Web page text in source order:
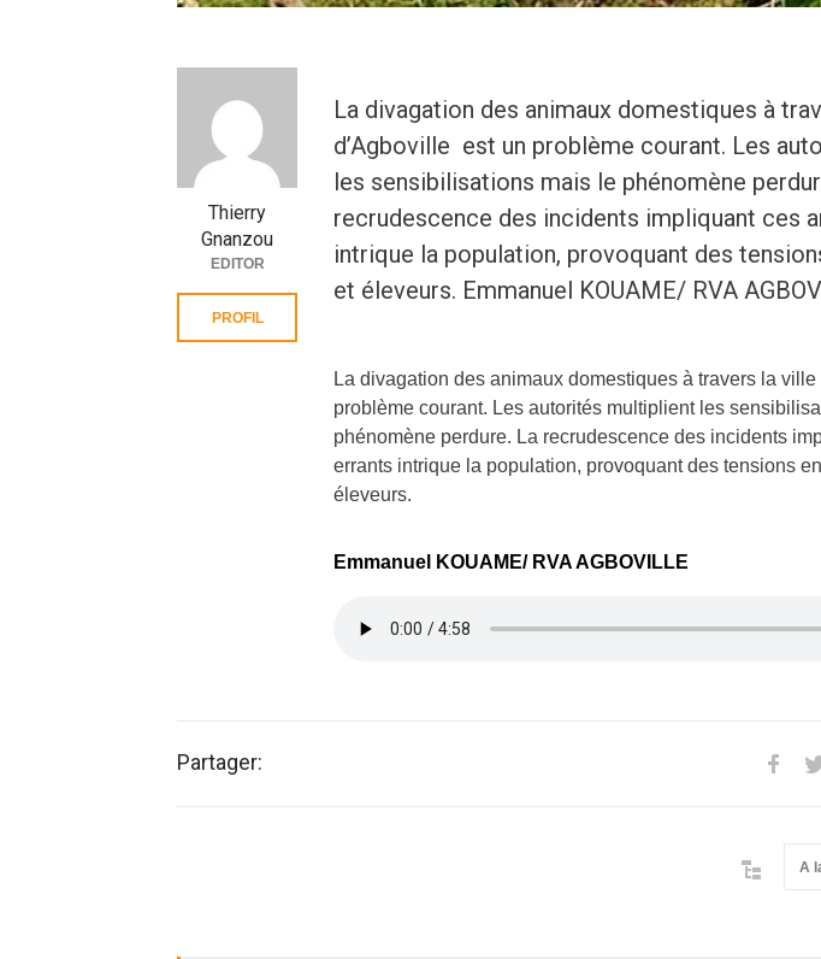
La divagation des animaux domestiques à
d’Agboville est un problème courant. Les
les sensibilisations mais le phénomène
recrudescence des incidents impliquant ces
intrique la population, provoquant des
et éleveurs. Emmanuel KOUAME/ RVA
La divagation des animaux domestiques à travers la
problème courant. Les autorités multiplient les
phénomène perdure. La recrudescence des incidents
errants intrique la population, provoquant des tensions
éleveurs.
Emmanuel KOUAME/ RVA AGBOVILLE
Thierry
Gnanzou
EDITOR
PROFIL
Partager:
A